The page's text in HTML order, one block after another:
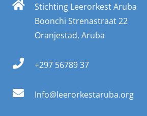
Stichting Leerorkest Aruba
Boonchi Strenastraat 22
Oranjestad, Aruba
+297 56789 37
Info@leerorkestaruba.org